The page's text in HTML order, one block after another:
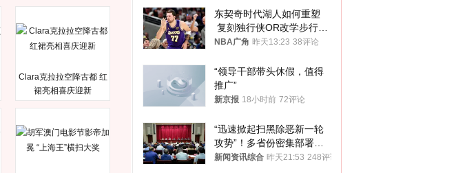
Clara克拉拉空降古都 红
裙亮相喜庆迎新
东契奇时代湖人如何重塑
复刻独行侠OR改学步行
者？
NBA广角 昨天13:23 38评论
“领导干部带头休假，值得
推广”
新京报 18小时前 72评论
“迅速掀起扫黑除恶新一轮
攻势”！多省份密集部署，
公布举报方式
新闻资讯综合 昨天21:53 248评论